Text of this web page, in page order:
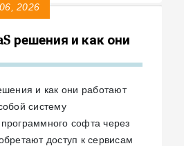
2026
решения и как они
и как они работают
систему
софта через
доступ к сервисам